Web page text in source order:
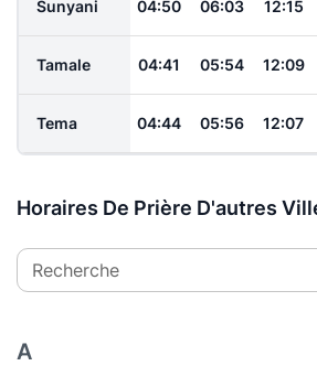
Sunyani 04:50 06:03 12:15
Tamale 04:41 05:54 12:09
Tema 04:44 05:56 12:07
Horaires De Prière D'autres
Recherche
A